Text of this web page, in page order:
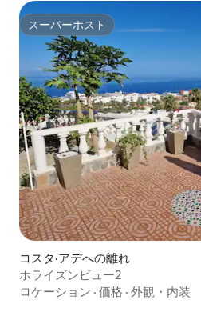
スーパーホスト
スーパーホスト
コスタ·アデへの離れ
ホライズンビュー2
ロケーション · 価格 · 外観・内装